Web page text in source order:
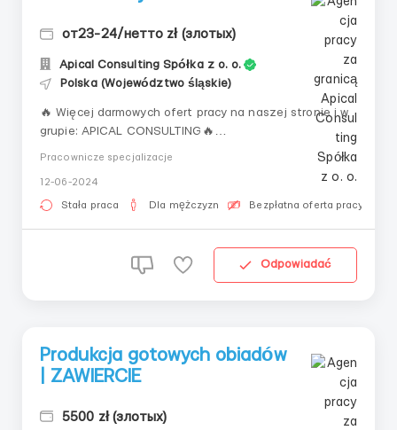
от23-24/нетто zł (злотых)
Apical Consulting Spółka z o. o.
Polska (Województwo śląskie)
🔥 Więcej darmowych ofert pracy na naszej stronie i w
grupie: APICAL CONSULTING🔥
rozwijać oraz doskonalić, proponujemy Ci rozpoczęcie
kariery na stanowisku pomocnika. Czeka na Ciebie ⬇:
Pracownicze specjalizacje
12-06-2024
Stała praca Dla mężczyzn Bezpłatna oferta pracy
Odpowiadać
Produkcja gotowych obiadów
| ZAWIERCIE
5500 zł (злотых)